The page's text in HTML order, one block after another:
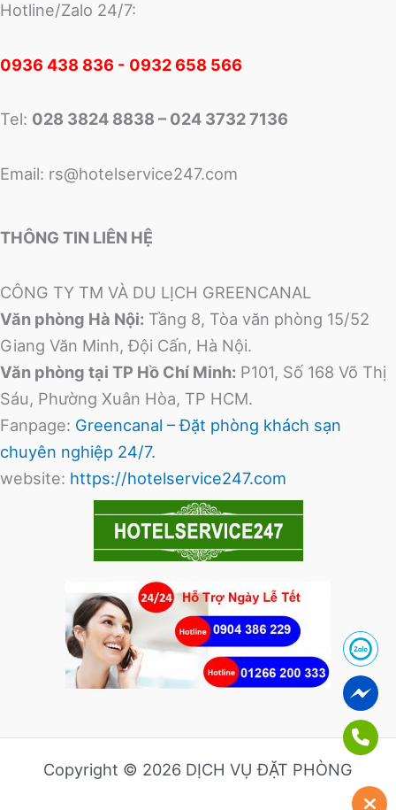
Hotline/Zalo 24/7:
0936 438 836 - 0932 658 566
Tel: 028 3824 8838 – 024 3732 7136
Email: rs@hotelservice247.com
THÔNG TIN LIÊN HỆ
CÔNG TY TM VÀ DU LỊCH GREENCANAL
Văn phòng Hà Nội: Tầng 8, Tòa văn phòng 15/52
Giang Văn Minh, Đội Cấn, Hà Nội.
Văn phòng tại TP Hồ Chí Minh: P101, Số 168 Võ Thị
Sáu, Phường Xuân Hòa, TP HCM.
Fanpage: Greencanal – Đặt phòng khách sạn
chuyên nghiệp 24/7.
website: https://hotelservice247.com
Copyright © 2026 DỊCH VỤ ĐẶT PHÒNG